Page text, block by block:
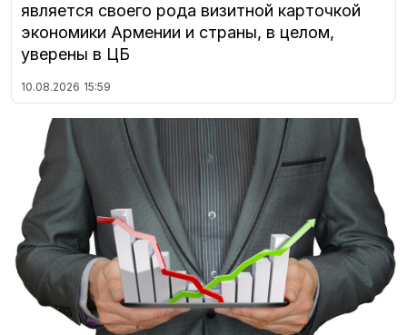
является своего рода визитной карточкой
экономики Армении и страны, в целом,
уверены в ЦБ
10.08.2026 15:59